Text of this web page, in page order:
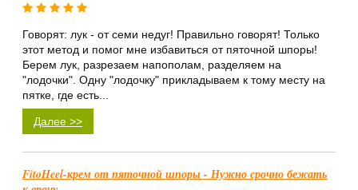
Говорят: лук - от семи недуг! Правильно говорят! Только
этот метод и помог мне избавиться от пяточной шпоры!
Берем лук, разрезаем напополам, разделяем на
"лодочки". Одну "лодочку" прикладываем к тому месту на
пятке, где есть...
Далее >>
FitoHeel-крем от пяточной шпоры - Нужно срочно бежать